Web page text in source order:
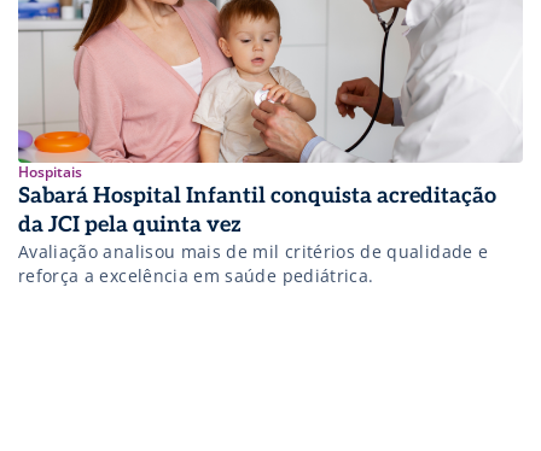
Hospitais
Sabará Hospital Infantil conquista acreditação
da JCI pela quinta vez
Avaliação analisou mais de mil critérios de qualidade e
reforça a excelência em saúde pediátrica.